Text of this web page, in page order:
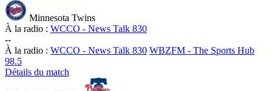
Minnesota Twins
À la radio : WCCO - News Talk 830
--
À la radio : WCCO - News Talk 830 WBZFM - The Sports Hub
98.5
Détails du match